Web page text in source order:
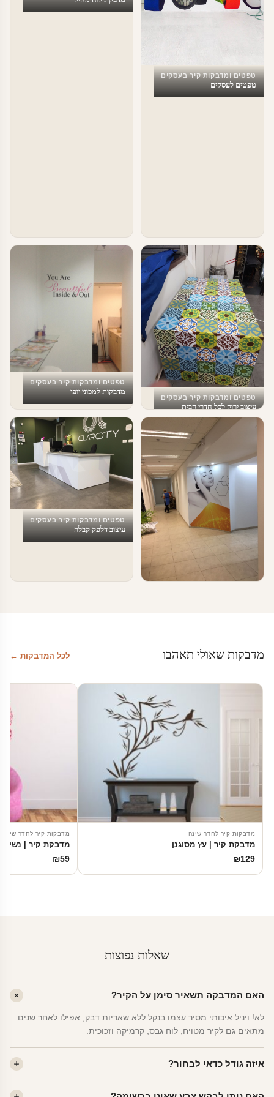
טפטים ומדבקות קיר בעסקים
טפטים לעסקים
טפטים ומדבקות קיר בעסקים
עיצוב ירוק לכל חדרי הבית
טפטים ומדבקות קיר בעסקים
מדבקות למכוני יופי
טפטים ומדבקות קיר בעסקים
עיצוב דלפק קבלה
מדבקות שאולי תאהבו לכל המדבקות ←
מדבקות קיר לחדר שינה
מדבקת קיר | עץ מסוגנן
₪129
מדבקות קיר לחדר שינה
מדבקת קיר |
₪59
שאלות נפוצות
האם המדבקה תשאיר סימן על הקיר?
לא! ויניל איכותי מסיר עצמו בנקל ללא שאריות דבק, אפילו לאחר שנים.
מתאים גם לקיר מטויח, לוח גבס, קרמיקה וזכוכית.
איזה גודל כדאי לבחור?